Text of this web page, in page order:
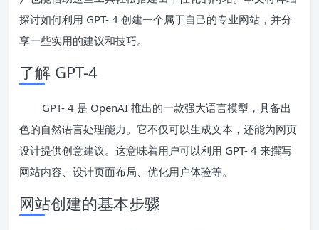
探讨如何利用 GPT- 4 创建一个属于自己的专业网站，并分
享一些实用的建议和技巧。
了解 GPT-4
GPT- 4 是 OpenAI 推出的一款强大语言模型，具备出
色的自然语言处理能力。它不仅可以生成文本，还能为网页
设计提供创意建议。这意味着用户可以利用 GPT- 4 来撰写
网站内容、设计页面布局、优化用户体验等。
网站创建的基本步骤